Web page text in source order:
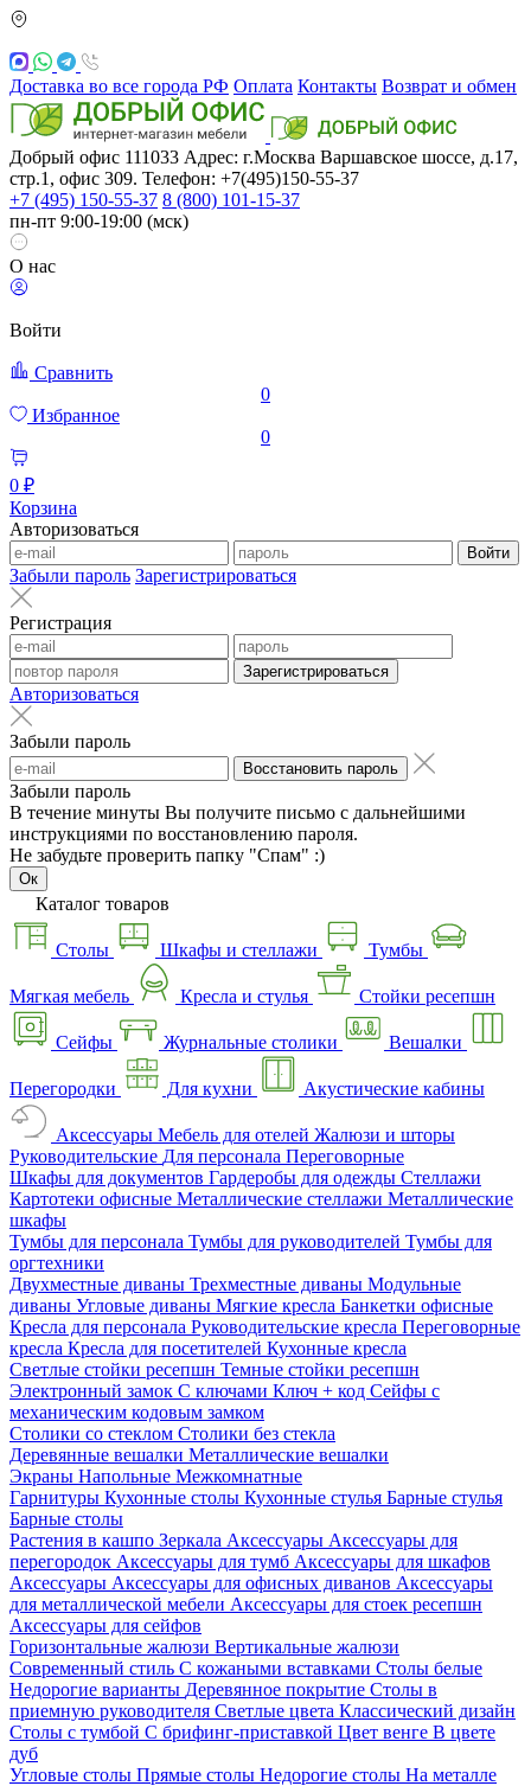
Доставка во все города РФ Оплата Контакты Возврат и обмен
Добрый офис 111033 Адрес: г.Москва Варшавское шоссе, д.17,
стр.1, офис 309. Телефон: +7(495)150-55-37
+7 (495) 150-55-37 8 (800) 101-15-37
пн-пт 9:00-19:00 (мск)
О нас
Войти
Сравнить
0
Избранное
0
0 ₽
Корзина
Авторизоваться
Войти
Забыли пароль Зарегистрироваться
Регистрация
Зарегистрироваться
Авторизоваться
Забыли пароль
Восстановить пароль
Забыли пароль
В течение минуты Вы получите письмо с дальнейшими
инструкциями по восстановлению пароля.
Не забудьте проверить папку "Спам" :)
Ок
Каталог товаров
Столы Шкафы и стеллажи Тумбы
Мягкая мебель Кресла и стулья Стойки ресепшн
Сейфы Журнальные столики Вешалки
Перегородки Для кухни Акустические кабины
Аксессуары Мебель для отелей Жалюзи и шторы
Руководительские Для персонала Переговорные
Шкафы для документов Гардеробы для одежды Стеллажи
Картотеки офисные Металлические стеллажи Металлические
шкафы
Тумбы для персонала Тумбы для руководителей Тумбы для
оргтехники
Двухместные диваны Трехместные диваны Модульные
диваны Угловые диваны Мягкие кресла Банкетки офисные
Кресла для персонала Руководительские кресла Переговорные
кресла Кресла для посетителей Кухонные кресла
Светлые стойки ресепшн Темные стойки ресепшн
Электронный замок С ключами Ключ + код Сейфы с
механическим кодовым замком
Столики со стеклом Столики без стекла
Деревянные вешалки Металлические вешалки
Экраны Напольные Межкомнатные
Гарнитуры Кухонные столы Кухонные стулья Барные стулья
Барные столы
Растения в кашпо Зеркала Аксессуары Аксессуары для
перегородок Аксессуары для тумб Аксессуары для шкафов
Аксессуары Аксессуары для офисных диванов Аксессуары
для металлической мебели Аксессуары для стоек ресепшн
Аксессуары для сейфов
Горизонтальные жалюзи Вертикальные жалюзи
Современный стиль С кожаными вставками Столы белые
Недорогие варианты Деревянное покрытие Столы в
приемную руководителя Светлые цвета Классический дизайн
Столы с тумбой С брифинг-приставкой Цвет венге В цвете
дуб
Угловые столы Прямые столы Недорогие столы На металле